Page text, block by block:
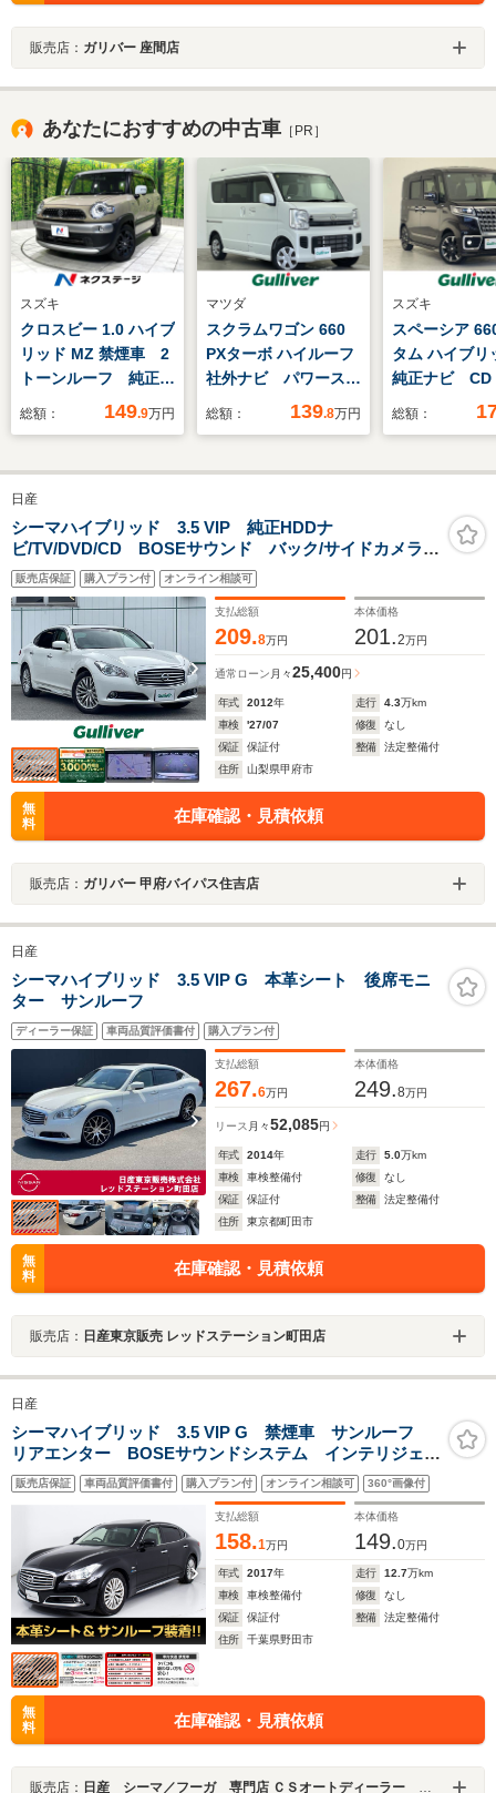
販売店： ガリバー 座間店
あなたにおすすめの中古車 ［PR］
スズキ
クロスビー 1.0 ハイブ
リッド MZ 禁煙車 2
トーンルーフ 純正8
型ナビ 全方位モニタ
キー シートヒータ
ー クルーズコントロ
ール 純正16インチ
アルミ フルセグ
TV ETC
総額： 149.9万円
マツダ
スクラムワゴン 660
PXターボ ハイルーフ
社外ナビ パワーステ
アリング パワーウィ
ETC Bluetooth フ
ット 両側スライドド
ア 横滑り防止装置
レーンキープアシス
ト オートライト
総額： 139.8万円
スズキ
スペーシア
タム ハイブリ
純正ナビ
DVD
コントロール
ーナーセン
ンキープア
シートヒータ
総額：
日産
シーマハイブリッド 3.5 VIP 純正HDDナ
ビ/TV/DVD/CD BOSEサウンド バック/サイドカメラ
追従クルコン レーンキープアシスト サンルーフ レ
ザーシート エアーシート(前席) シートヒーター(後
席) スマートキー
販売店保証 購入プラン付 オンライン相談可
支払総額
209.8万円
本体価格
201.2万円
通常ローン 月々25,400円
年式 2012年 走行 4.3万km
車検
'27/07 修復
なし
保証
保証付 整備
法定整備付
住所
山梨県甲府市
無
料
在庫確認・見積依頼
販売店： ガリバー 甲府バイパス住吉店
日産
シーマハイブリッド 3.5 VIP G 本革シート 後席モニ
ター サンルーフ
ディーラー保証 車両品質評価書付 購入プラン付
支払総額
267.6万円
本体価格
249.8万円
リース 月々52,085円
年式 2014年 走行 5.0万km
車検
車検整備付 修復
なし
保証
保証付 整備
法定整備付
住所
東京都町田市
無
料
在庫確認・見積依頼
販売店： 日産東京販売 レッドステーション町田店
日産
シーマハイブリッド 3.5 VIP G 禁煙車 サンルーフ
リアエンター BOSEサウンドシステム インテリジェン
トクルーズ エマージェンシーブレーキ 黒本革 エア
シート シートヒーター 助手席オットマン シートメ
モリー 後席VIP HDDマルチナビ
販売店保証 車両品質評価書付 購入プラン付 オンライン相談可 360°画像付
支払総額
158.1万円
本体価格
149.0万円
年式 2017年 走行 12.7万km
車検
車検整備付 修復
なし
保証
保証付 整備
法定整備付
住所
千葉県野田市
無
料
在庫確認・見積依頼
販売店： 日産 シーマ／フーガ 専門店 ＣＳオートディーラー ５１系 シーマ／フーガ 中古車専門店